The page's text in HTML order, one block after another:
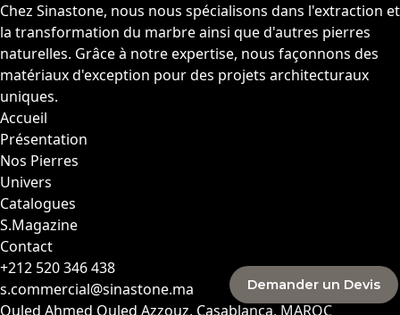
Chez Sinastone, nous nous spécialisons dans l'extraction et
la transformation du marbre ainsi que d'autres pierres
naturelles. Grâce à notre expertise, nous façonnons des
matériaux d'exception pour des projets architecturaux
uniques.
Accueil
Présentation
Nos Pierres
Univers
Catalogues
S.Magazine
Contact
+212 520 346 438
s.commercial@sinastone.ma
Ouled Ahmed Ouled Azzouz, Casablanca, MAROC
Demander un Devis